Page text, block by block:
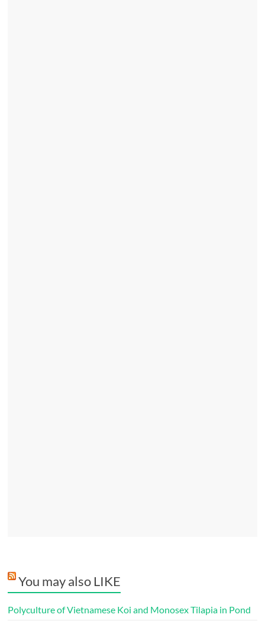
You may also LIKE
Polyculture of Vietnamese Koi and Monosex Tilapia in Pond